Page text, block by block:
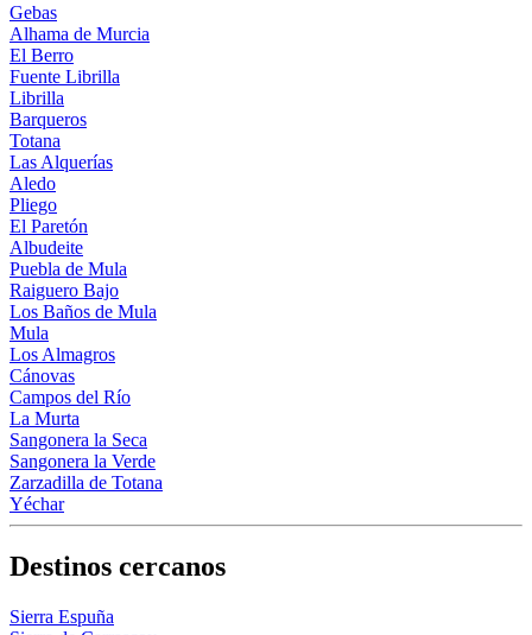
Gebas
Alhama de Murcia
El Berro
Fuente Librilla
Librilla
Barqueros
Totana
Las Alquerías
Aledo
Pliego
El Paretón
Albudeite
Puebla de Mula
Raiguero Bajo
Los Baños de Mula
Mula
Los Almagros
Cánovas
Campos del Río
La Murta
Sangonera la Seca
Sangonera la Verde
Zarzadilla de Totana
Yéchar
Destinos cercanos
Sierra Espuña